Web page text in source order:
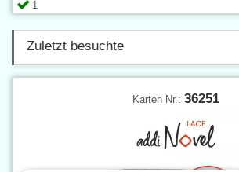
1
Zuletzt besuchte
Karten Nr.: 36251